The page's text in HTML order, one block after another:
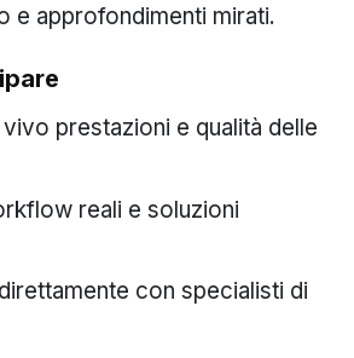
e approfondimenti mirati.
prestazioni e qualità delle
reali e soluzioni
con specialisti di